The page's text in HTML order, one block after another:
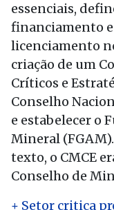
essenciais,
financiamento
licenciamento
criação de um
Críticos e
Conselho
e estabelecer o
Mineral
texto, o CMCE
Conselho de
+ Setor critica